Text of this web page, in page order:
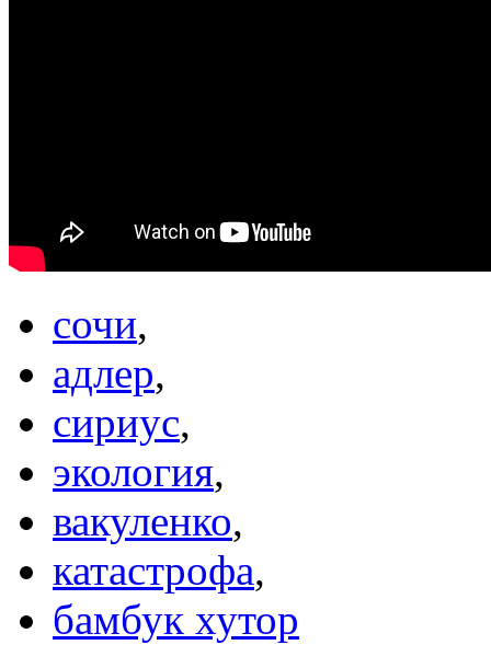
сочи,
адлер,
сириус,
экология,
вакуленко,
катастрофа,
бамбук хутор